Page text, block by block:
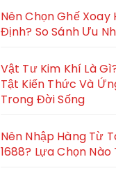
Nên Chọn Ghế Xoay
Định? So Sánh Ưu
Vật Tư Kim Khí Là
Tật Kiến Thức Và
Trong Đời Sống
Nên Nhập Hàng Từ
1688? Lựa Chọn Nào